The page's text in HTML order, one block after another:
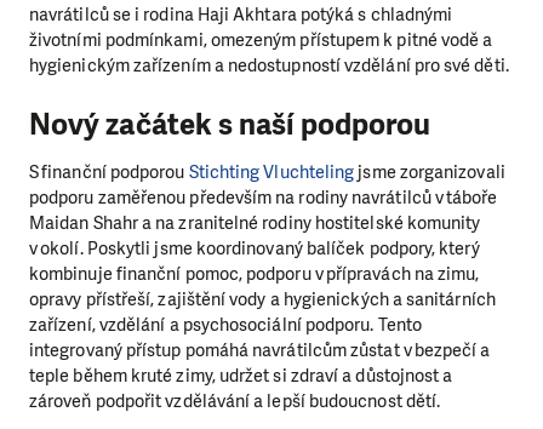
navrátilců se i rodina Haji Akhtara potýká s chladnými
životními podmínkami, omezeným přístupem k pitné vodě a
hygienickým zařízením a nedostupností vzdělání pro své děti.
Nový začátek s naší podporou
S finanční podporou Stichting Vluchteling jsme zorganizovali
podporu zaměřenou především na rodiny navrátilců v táboře
Maidan Shahr a na zranitelné rodiny hostitelské komunity
v okolí. Poskytli jsme koordinovaný balíček podpory, který
kombinuje finanční pomoc, podporu v přípravách na zimu,
opravy přístřeší, zajištění vody a hygienických a sanitárních
zařízení, vzdělání a psychosociální podporu. Tento
integrovaný přístup pomáhá navrátilcům zůstat v bezpečí a
teple během kruté zimy, udržet si zdraví a důstojnost a
zároveň podpořit vzdělávání a lepší budoucnost dětí.